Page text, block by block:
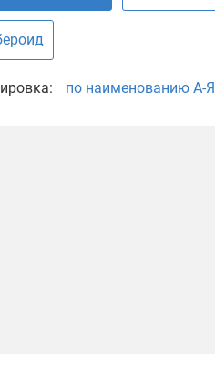
по наименованию А-Я